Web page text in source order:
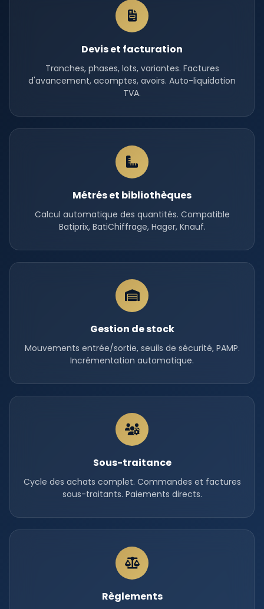
Devis et facturation
Tranches, phases, lots, variantes. Factures
d'avancement, acomptes, avoirs. Auto-liquidation
TVA.
Métrés et bibliothèques
Calcul automatique des quantités. Compatible
Batiprix, BatiChiffrage, Hager, Knauf.
Gestion de stock
Mouvements entrée/sortie, seuils de sécurité, PAMP.
Incrémentation automatique.
Sous-traitance
Cycle des achats complet. Commandes et factures
sous-traitants. Paiements directs.
Règlements